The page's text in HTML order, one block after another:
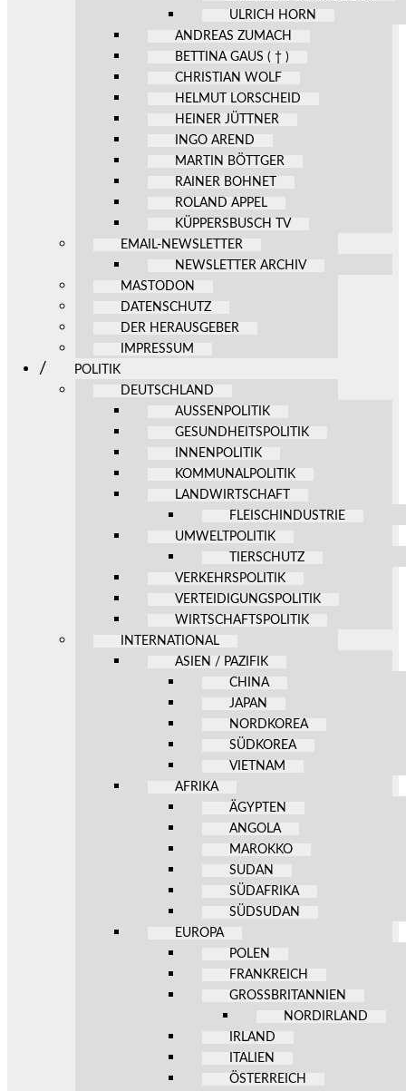
ULRICH HORN
ANDREAS ZUMACH
BETTINA GAUS ( † )
CHRISTIAN WOLF
HELMUT LORSCHEID
HEINER JÜTTNER
INGO AREND
MARTIN BÖTTGER
RAINER BOHNET
ROLAND APPEL
KÜPPERSBUSCH TV
EMAIL-NEWSLETTER
NEWSLETTER ARCHIV
MASTODON
DATENSCHUTZ
DER HERAUSGEBER
IMPRESSUM
POLITIK
DEUTSCHLAND
AUSSENPOLITIK
GESUNDHEITSPOLITIK
INNENPOLITIK
KOMMUNALPOLITIK
LANDWIRTSCHAFT
FLEISCHINDUSTRIE
UMWELTPOLITIK
TIERSCHUTZ
VERKEHRSPOLITIK
VERTEIDIGUNGSPOLITIK
WIRTSCHAFTSPOLITIK
INTERNATIONAL
ASIEN / PAZIFIK
CHINA
JAPAN
NORDKOREA
SÜDKOREA
VIETNAM
AFRIKA
ÄGYPTEN
ANGOLA
MAROKKO
SUDAN
SÜDAFRIKA
SÜDSUDAN
EUROPA
POLEN
FRANKREICH
GROSSBRITANNIEN
NORDIRLAND
IRLAND
ITALIEN
ÖSTERREICH